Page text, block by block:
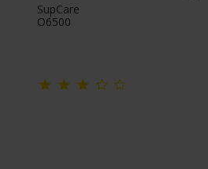
SupCare
O6500